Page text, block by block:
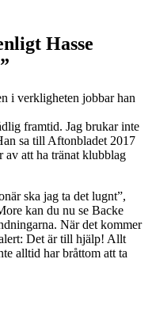
Hasse
i verkligheten jobbar han
framtid. Jag brukar inte
sa till Aftonbladet 2017
av att ha tränat klubblag
ska jag ta det lugnt”,
kan du nu se Backe
När det kommer
Det är till hjälp! Allt
alltid har bråttom att ta